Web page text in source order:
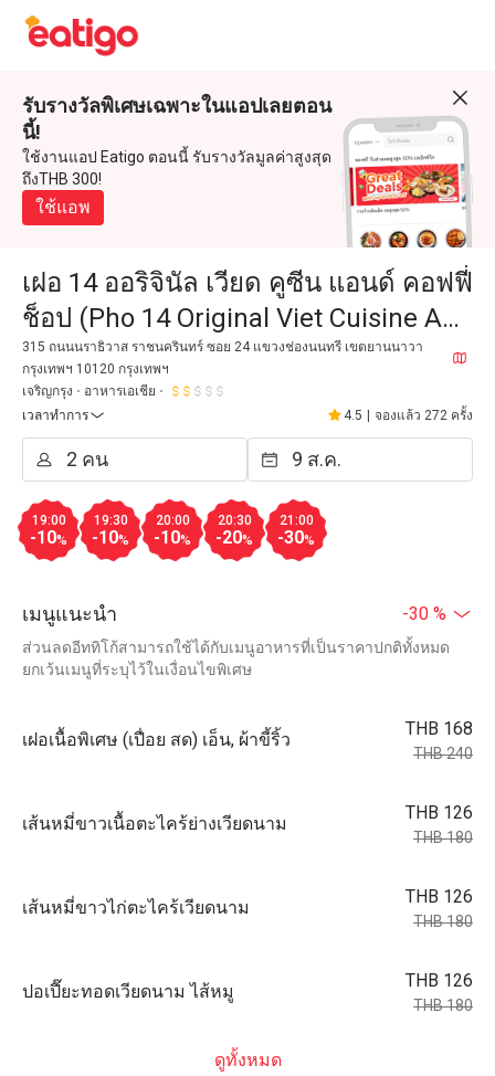
รับรางวัลพิเศษเฉพาะในแอปเลยตอน
นี้!
ใช้งานแอป Eatigo ตอนนี้ รับรางวัลมูลค่าสูงสุด
ถึงTHB 300!
ใช้แอพ
เฝอ 14 ออริจินัล เวียด คูซีน แอนด์ คอฟฟี่
ช็อป (Pho 14 Original Viet Cuisine And
Coffee Shop)
315 ถนนนราธิวาส ราชนครินทร์ ซอย 24 แขวงช่องนนทรี เขตยานนาวา
กรุงเทพฯ 10120 กรุงเทพฯ
เจริญกรุง
อาหารเอเชีย
เวลาทำการ
4.5 จองแล้ว 272 ครั้ง
19:00
-10%
19:30
-10%
20:00
-10%
20:30
-20%
21:00
-30%
เมนูแนะนำ -30 %
ส่วนลดอีททิโก้สามารถใช้ได้กับเมนูอาหารที่เป็นราคาปกติทั้งหมด
ยกเว้นเมนูที่ระบุไว้ในเงื่อนไขพิเศษ
เฝอเนื้อพิเศษ (เปื่อย สด) เอ็น, ผ้าขี้ริ้ว
THB 168
THB 240
เส้นหมี่ขาวเนื้อตะไคร้ย่างเวียดนาม
THB 126
THB 180
เส้นหมี่ขาวไก่ตะไคร้เวียดนาม
THB 126
THB 180
ปอเปี๊ยะทอดเวียดนาม ไส้หมู
THB 126
THB 180
ดูทั้งหมด